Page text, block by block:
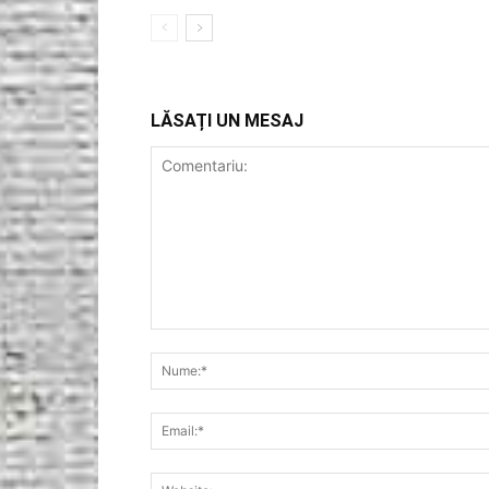
LĂSAȚI UN MESAJ